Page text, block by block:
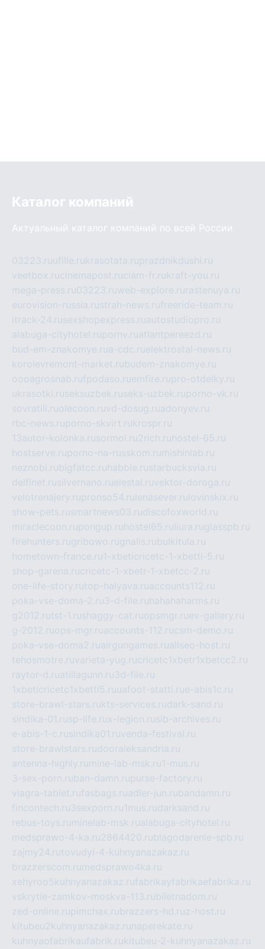
Каталог компаний
Актуальный каталог компаний по всей России
03223.ruufille.rukrasotata.ruprazdnikdushi.ru
veetbox.rucinemapost.ruciam-fr.rukraft-you.ru
mega-press.ru03223.ruweb-explore.ru rastenuya.ru
eurovision-russia.rustrah-news.rufreeride-team.ru
itrack-24.rusexshopexpress.ruautostudiopro.ru
alabuga-cityhotel.rupornv.ruatlantpereezd.ru
bud-em-znakomye.rua-cdc.ruelektrostal-news.ru
korolevremont-market.rubudem-znakomye.ru
oooagrosnab.rufpodaso.ruemfire.rupro-otdelky.ru
ukrasotki.ruseksuzbek.ruseks-uzbek.ruporno-vk.ru
sovratili.ruolecoon.ruvd-dosug.ruadonyev.ru
rbc-news.ruporno-skvirt.rukrospr.ru
13autor-kolonka.rusormol.ru2rich.ru hostel-65.ru
hostserve.ruporno-na-russkom.ru mishinlab.ru
neznobi.rubigfatcc.ru habble.rustarbucksvia.ru
delfinet.rusilvernano.ruelestal.ruvektor-doroga.ru
velotrenajery.rupronso54.ru lenasever.ru lovinskix.ru
show-pets.rusmartnews03.rudiscofoxworld.ru
miraclecoon.rupongup.ru hostel65.ru liura.ruglasspb.ru
firehunters.rugribowo.rugnalis.rubulkitula.ru
hometown-france.ru1-xbeticricetc-1-xbetti-5.ru
shop-garena.rucricetc-1-xbetr-1-xbetcc-2.ru
one-life-story.rutop-halyava.ruaccounts112.ru
poka-vse-doma-2.ru3-d-file.ru hahahaharms.ru
g2012.rutst-1.rushaggy-cat.ruopsmgr.ruev-gallery.ru
g-2012.ruops-mgr.ruaccounts-112.rucsm-demo.ru
poka-vse-doma2.ruairgungames.ruallseo-host.ru
tehosmotre.ruvarieta-yug.rucricetc1xbetr1xbetcc2.ru
raytor-d.ruatillagunn.ru3d-file.ru
1xbeticricetc1xbetti5.ruuafoot-statti.rue-abis1c.ru
store-brawl-stars.rukts-services.rudark-sand.ru
sindika-01.rusp-life.rux-legion.rusib-archives.ru
e-abis-1-c.rusindika01.ruvenda-festival.ru
store-brawlstars.rudooraleksandria.ru
antenna-highly.ru mine-lab-msk.ru1-mus.ru
3-sex-porn.ruban-damn.rupurse-factory.ru
viagra-tablet.rufasbags.ruadler-jun.rubandamn.ru
fincontech.ru3sexporn.ru1mus.rudarksand.ru
rebus-toys.ru minelab-msk.rualabuga-cityhotel.ru
medsprawo-4-ka.ru2864420.rublagodarenie-spb.ru
zajmy24.rutovudyi-4-kuhnyanazakaz.ru
brazzerscom.ru medsprawo4ka.ru
xehyroo5kuhnyanazakaz.rufabrikayfabrikaefabrika.ru
vskrytie-zamkov-moskva-113.rubiletnadom.ru
zed-online.rupimchax.rubrazzers-hd.ruz-host.ru
kitubeu2kuhnyanazakaz.ru naperekate.ru
kuhnyaofabrikaufabrik.rukitubeu-2-kuhnyanazakaz.ru